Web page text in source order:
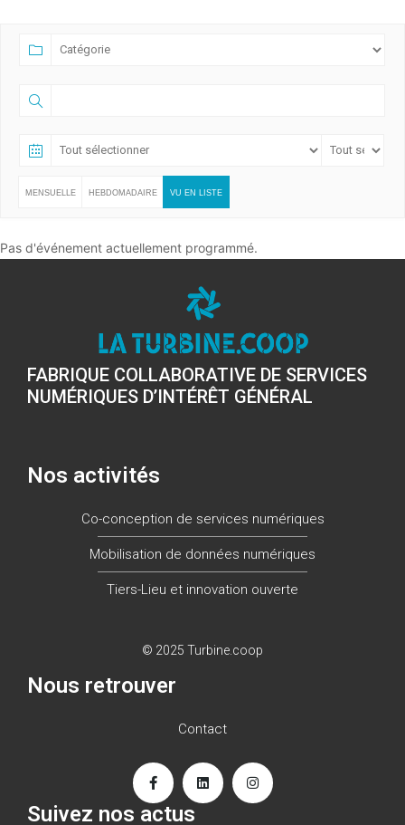
MENSUELLE HEBDOMADAIRE VU EN LISTE
Pas d'événement actuellement programmé.
FABRIQUE COLLABORATIVE DE SERVICES
NUMÉRIQUES D’INTÉRÊT GÉNÉRAL
Nos activités
Co-conception de services numériques
Mobilisation de données numériques
Tiers-Lieu et innovation ouverte
© 2025 Turbine.coop
Nous retrouver
Contact
Suivez nos actus